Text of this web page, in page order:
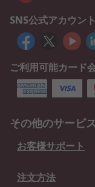
SNS公式アカウント
ご利用可能カード
その他のサービス
お客様サポート
注文方法